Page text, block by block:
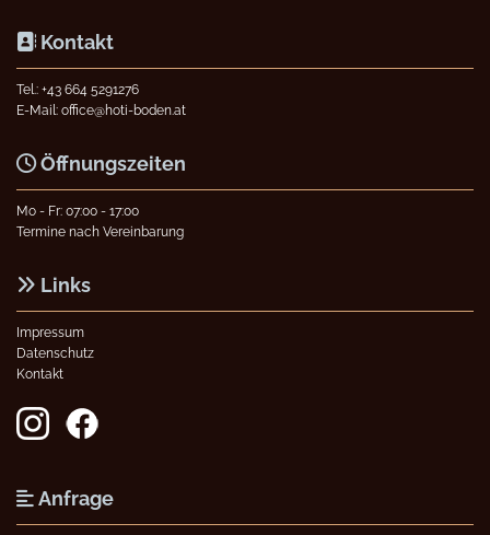
 Kontakt
Tel.: +43 664 5291276
E-Mail: office@hoti-boden.at
Öffnungszeiten
Mo - Fr: 07:00 - 17:00
Termine nach Vereinbarung
 Links
Impressum
Datenschutz
Kontakt
 Anfrage